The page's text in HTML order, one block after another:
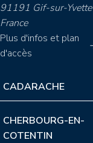
91191 Gif-sur-Yvette
France
Plus d'infos et plan
d'accès
CADARACHE
CHERBOURG-EN-
COTENTIN